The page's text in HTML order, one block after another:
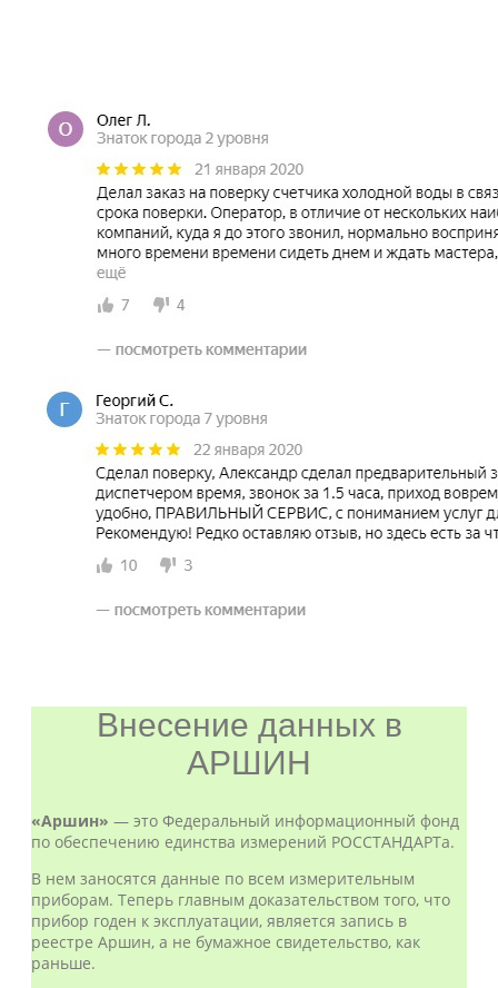
Внесение данных в
АРШИН
«Аршин» — это Федеральный информационный фонд
по обеспечению единства измерений РОССТАНДАРТа.
В нем заносятся данные по всем измерительным
приборам. Теперь главным доказательством того, что
прибор годен к эксплуатации, является запись в
реестре Аршин, а не бумажное свидетельство, как
раньше.